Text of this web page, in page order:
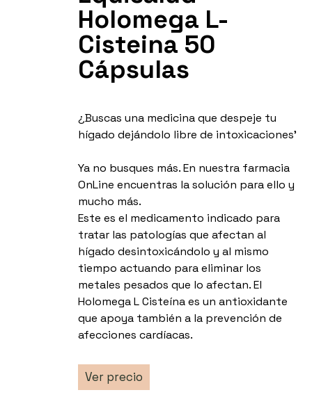
Holomega L-
Cisteina 50
Cápsulas
¿Buscas una medicina que despeje tu
hígado dejándolo libre de intoxicaciones’
Ya no busques más. En nuestra farmacia
OnLine encuentras la solución para ello y
mucho más.
Este es el medicamento indicado para
tratar las patologías que afectan al
hígado desintoxicándolo y al mismo
tiempo actuando para eliminar los
metales pesados que lo afectan. El
Holomega L Cisteína es un antioxidante
que apoya también a la prevención de
afecciones cardíacas.
Ver precio